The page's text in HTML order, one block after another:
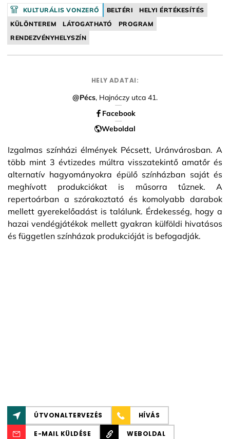
KULTURÁLIS VONZERŐ BELTÉRI
HELYI ÉRTÉKESÍTÉS
KÜLÖNTEREM
LÁTOGATHATÓ
PROGRAM
RENDEZVÉNYHELYSZÍN
HELY ADATAI:
@Pécs, Hajnóczy utca 41.
Facebook
Weboldal
Izgalmas színházi élmények Pécsett, Uránvárosban. A
több mint 3 évtizedes múltra visszatekintő amatőr és
alternatív hagyományokra épülő színházban saját és
meghívott produkciókat is műsorra tűznek. A
repertoárban a szórakoztató és komolyabb darabok
mellett gyerekelőadást is találunk. Érdekesség, hogy a
hazai vendégjátékok mellett gyakran külföldi hivatásos
és független színházak produkcióját is befogadják.
ÚTVONALTERVEZÉS HÍVÁS
E-MAIL KÜLDÉSE WEBOLDAL